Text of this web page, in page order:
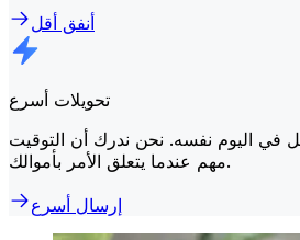
أنفق أقل
تحويلات أسرع
في اليوم نفسه. نحن ندرك أن التوقيت
مهم عندما يتعلق الأمر بأموالك.
إرسال أسرع